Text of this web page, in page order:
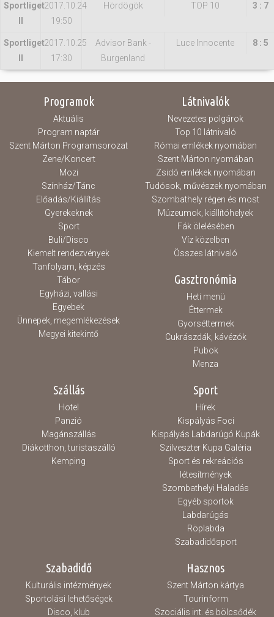
Sportliget2017.10.24
19:50
Hördögök TOP 10 3 : 7
Sportliget2017.10.25
17:30
Advisor Bank -
Burgenland
Luce Innocente 8 : 5
Programok
Aktuális
Program naptár
Szent Márton Programsorozat
Zene/Koncert
Mozi
Színház/Tánc
Előadás/Kiállítás
Gyerekeknek
Sport
Buli/Disco
Kiemelt rendezvények
Tanfolyam, képzés
Tábor
Egyházi, vallási
Egyebek
Ünnepek, megemlékezések
Megyei kitekintő
Látnivalók
Nevezetes polgárok
Top 10 látnivaló
Római emlékek nyomában
Szent Márton nyomában
Zsidó emlékek nyomában
Tudósok, művészek nyomában
Szombathely régen és most
Múzeumok, kiállítóhelyek
Fák ölelésében
Víz közelben
Összes látnivaló
Gasztronómia
Heti menü
Éttermek
Gyorséttermek
Cukrászdák, kávézók
Pubok
Menza
Szállás
Hotel
Panzió
Magánszállás
Diákotthon, turistaszálló
Kemping
Sport
Hírek
Kispályás Foci
Kispályás Labdarúgó Kupák
Szilveszter Kupa Galéria
Sport és rekreációs
létesítmények
Szombathelyi Haladás
Egyéb sportok
Labdarúgás
Röplabda
Szabadidősport
Szabadidő
Kulturális intézmények
Sportolási lehetőségek
Disco, klub
Hasznos
Szent Márton kártya
Tourinform
Szociális int. és bölcsődék